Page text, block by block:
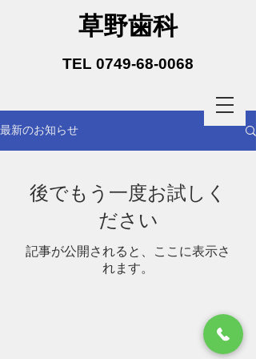
草野歯科
TEL 0749-68-0068
最新のお知らせ
後でもう一度お試しく
ださい
記事が公開されると、ここに表示さ
れます。